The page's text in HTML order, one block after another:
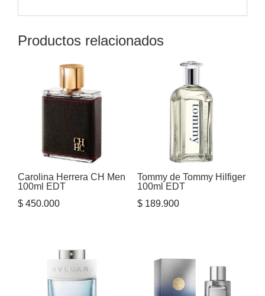
Productos relacionados
Carolina Herrera CH Men
100ml EDT
$ 450.000
Tommy de Tommy Hilfiger
100ml EDT
$189.900